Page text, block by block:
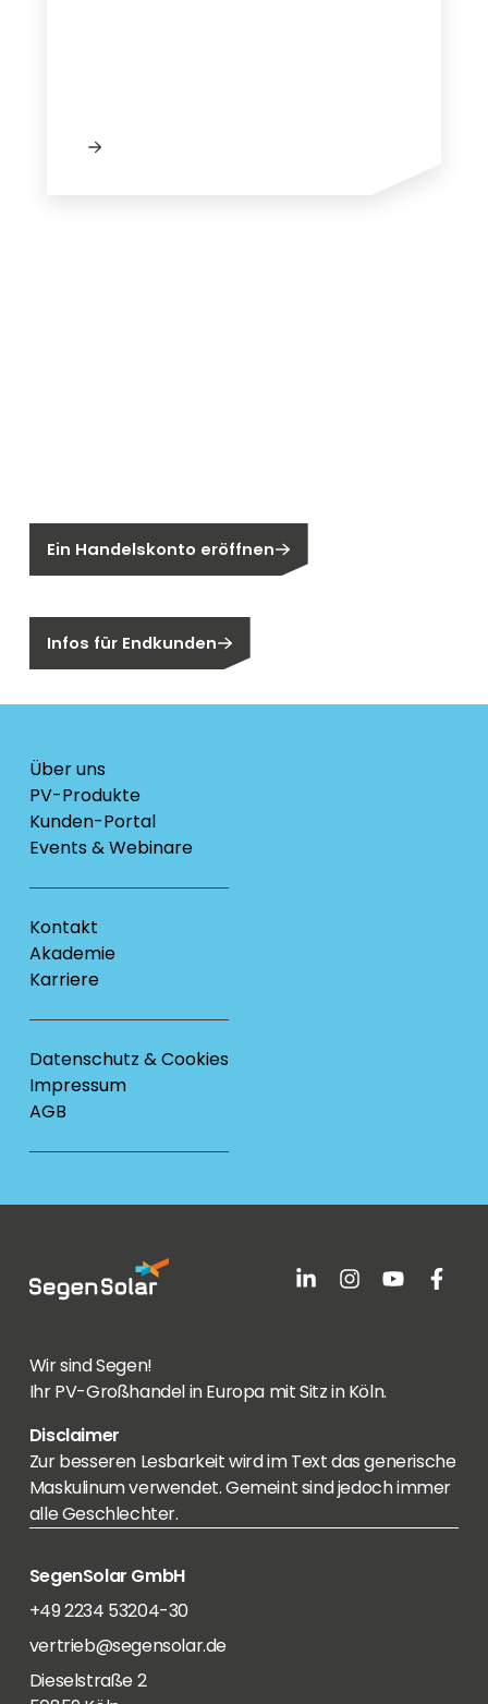
Ein Handelskonto eröffnen
Infos für Endkunden
Über uns
PV-Produkte
Kunden-Portal
Events & Webinare
Kontakt
Akademie
Karriere
Datenschutz & Cookies
Impressum
AGB
Wir sind Segen!
Ihr PV-Großhandel in Europa mit Sitz in Köln.
Disclaimer
Zur besseren Lesbarkeit wird im Text das generische
Maskulinum verwendet. Gemeint sind jedoch immer
alle Geschlechter.
SegenSolar GmbH
+49 2234 53204-30
vertrieb@segensolar.de
Dieselstraße 2